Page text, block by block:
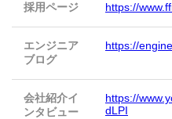
採用ページ https://
エンジニア
ブログ
https://
会社紹介イ
ンタビュー
https://
dLPI